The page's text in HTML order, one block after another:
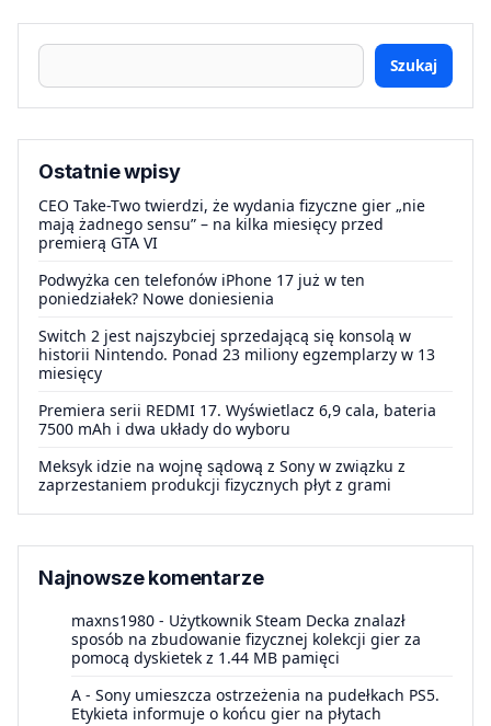
Szukaj
Ostatnie wpisy
CEO Take-Two twierdzi, że wydania fizyczne gier „nie
mają żadnego sensu” – na kilka miesięcy przed
premierą GTA VI
Podwyżka cen telefonów iPhone 17 już w ten
poniedziałek? Nowe doniesienia
Switch 2 jest najszybciej sprzedającą się konsolą w
historii Nintendo. Ponad 23 miliony egzemplarzy w 13
miesięcy
Premiera serii REDMI 17. Wyświetlacz 6,9 cala, bateria
7500 mAh i dwa układy do wyboru
Meksyk idzie na wojnę sądową z Sony w związku z
zaprzestaniem produkcji fizycznych płyt z grami
Najnowsze komentarze
maxns1980 - Użytkownik Steam Decka znalazł
sposób na zbudowanie fizycznej kolekcji gier za
pomocą dyskietek z 1.44 MB pamięci
A - Sony umieszcza ostrzeżenia na pudełkach PS5.
Etykieta informuje o końcu gier na płytach